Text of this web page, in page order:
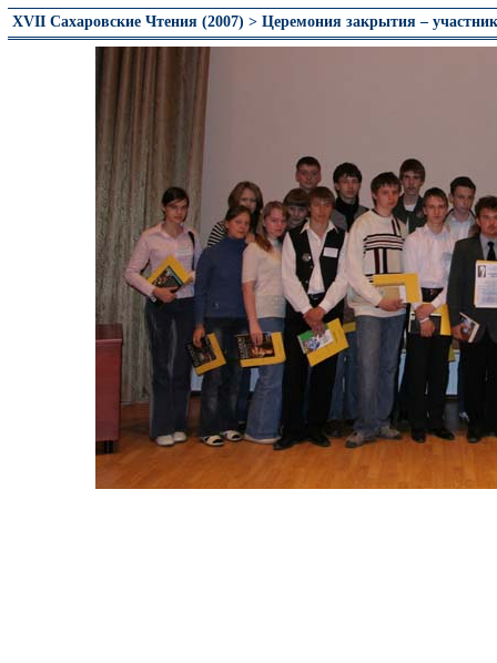
XVII Сахаровские Чтения (2007) > Церемония закрытия –